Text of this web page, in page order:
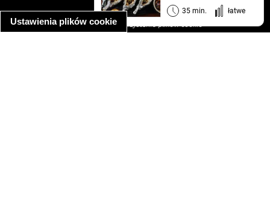
Ustawienia plików cookie
35 min. łatwe
informacja o prywatności
informacja o wykorzystaniu plików cookie